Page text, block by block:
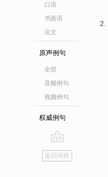
口语
书面语
论文
原声例句
全部
音频例句
视频例句
权威例句
go
top
返回词典